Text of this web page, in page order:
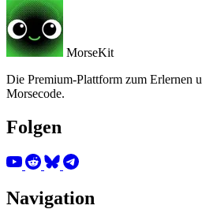
MorseKit
Die Premium-Plattform zum Erlernen
Morsecode.
Folgen
Navigation